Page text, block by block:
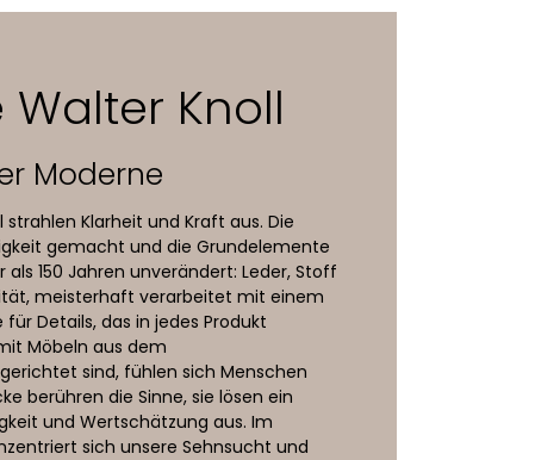
strukturierte
Walter Knoll
Moderne
strahlen Klarheit und Kraft aus. Die
gemacht und die Grundelemente
150 Jahren unverändert: Leder, Stoff
meisterhaft verarbeitet mit einem
Details, das in jedes Produkt
Möbeln aus dem
sind, fühlen sich Menschen
berühren die Sinne, sie lösen ein
und Wertschätzung aus. Im
sich unsere Sehnsucht und